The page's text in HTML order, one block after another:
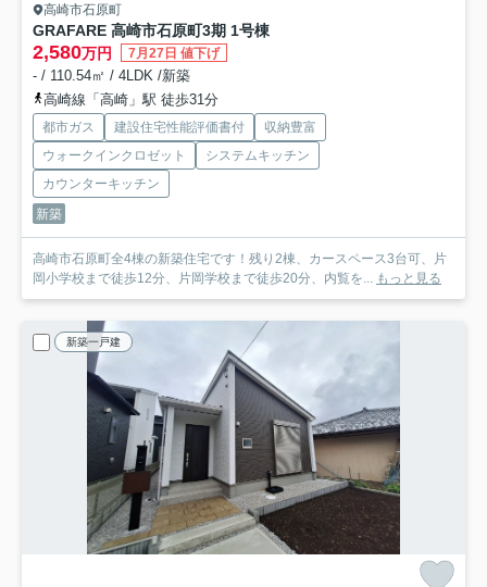
高崎市石原町
GRAFARE 高崎市石原町3期 1号棟
2,580万円 7月27日 値下げ
- / 110.54㎡ / 4LDK /新築
高崎線「高崎」駅 徒歩31分
都市ガス 建設住宅性能評価書付
収納豊富
ウォークインクロゼット
システムキッチン
カウンターキッチン
新築
高崎市石原町全4棟の新築住宅です！残り2棟、カースペース3台可、片
岡小学校まで徒歩12分、片岡学校まで徒歩20分、内覧を... もっと見る
新築一戸建